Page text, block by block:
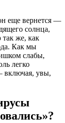
еще вернется —
солнца,
же, как
Как мы
слабы,
легко
включая, увы,